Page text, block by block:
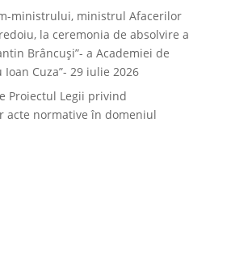
ministrului, ministrul Afacerilor
la ceremonia de absolvire a
Brâncuși”- a Academiei de
Cuza”- 29 iulie 2026
Proiectul Legii privind
acte normative în domeniul